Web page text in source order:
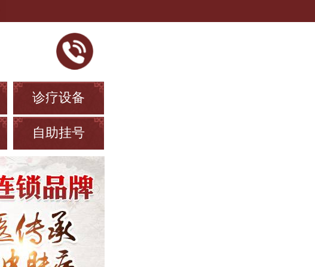
诊疗设备
自助挂号